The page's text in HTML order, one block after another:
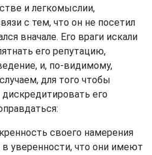
и легкомыслии,
с тем, что он не посетил
вначале. Его враги искали
его репутацию,
и, по-видимому,
для того чтобы
его
своего намерения
в уверенности, что они имеют